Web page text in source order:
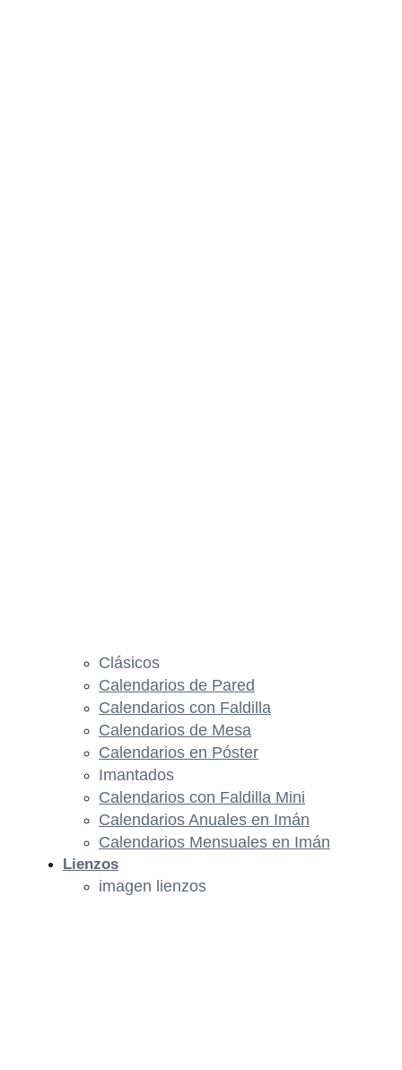
Clásicos
Calendarios de Pared
Calendarios con Faldilla
Calendarios de Mesa
Calendarios en Póster
Imantados
Calendarios con Faldilla Mini
Calendarios Anuales en Imán
Calendarios Mensuales en Imán
Lienzos
imagen lienzos